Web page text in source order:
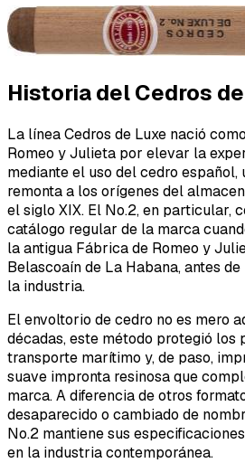
Historia del Cedros
La línea Cedros de Luxe nació
Romeo y Julieta por elevar la
mediante el uso del cedro español,
remonta a los orígenes del
el siglo XIX. El No.2, en particular,
catálogo regular de la marca
la antigua Fábrica de Romeo y
Belascoaín de La Habana, antes
la industria.
El envoltorio de cedro no es mero
décadas, este método protegió los
transporte marítimo y, de paso,
suave impronta resinosa que
marca. A diferencia de otros
desaparecido o cambiado de
No.2 mantiene sus
en la industria contemporánea.